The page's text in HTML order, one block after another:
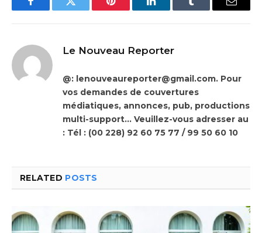
FacebookTwitter Pinterest LinkedInTumblr Email
Le Nouveau Reporter
@: lenouveaureporter@gmail.com. Pour
vos demandes de couvertures
médiatiques, annonces, pub, productions
multi-support… Veuillez-vous adresser au
: Tél : (00 228) 92 60 75 77 / 99 50 60 10
RELATED POSTS